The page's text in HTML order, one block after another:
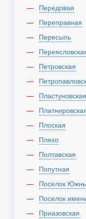
Передовая
Переправная
Пересыпь
Петровская
Пластуновская
Плоская
Пляхо
Полтавская
Попутная
Поселок
Поселок
Приазовская